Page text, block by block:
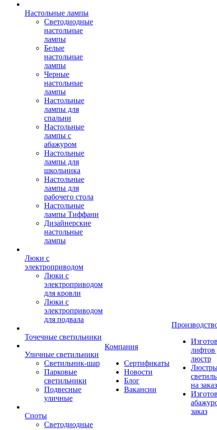
Настольные лампы
Светодиодные
настольные
лампы
Белые
настольные
лампы
Черные
настольные
лампы
Настольные
лампы для
спальни
Настольные
лампы с
абажуром
Настольные
лампы для
школьника
Настольные
лампы для
рабочего стола
Настольные
лампы Тиффани
Дизайнерские
настольные
лампы
Люки с
электроприводом
Люки с
электроприводом
для кровли
Люки с
электроприводом
для подвала
Точечные светильники
Уличные светильники
Светильник-шар
Парковые
светильники
Подвесные
уличные
Споты
Светодиодные
Компания
Сертификаты
Новости
Блог
Вакансии
лифтов
люстр
на заказ
заказ